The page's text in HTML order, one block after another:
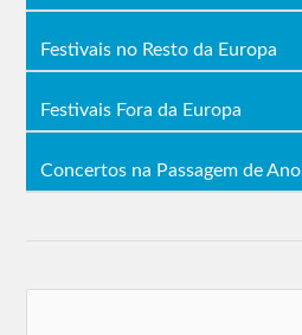
Festivais no Resto da Europa
Festivais Fora da Europa
Concertos na Passagem de